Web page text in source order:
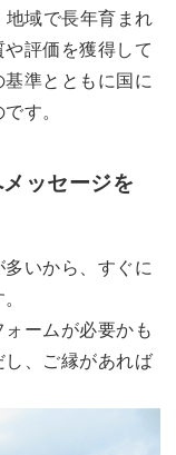
域で長年育まれ
評価を獲得して
準とともに国に
す。
ッセージを
いから、すぐに
ームが必要かも
し、ご縁があれば